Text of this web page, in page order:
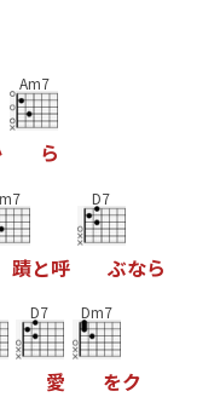
Am7
ら
蹟と呼
D7
ぶなら
D7
愛
Dm7
をク